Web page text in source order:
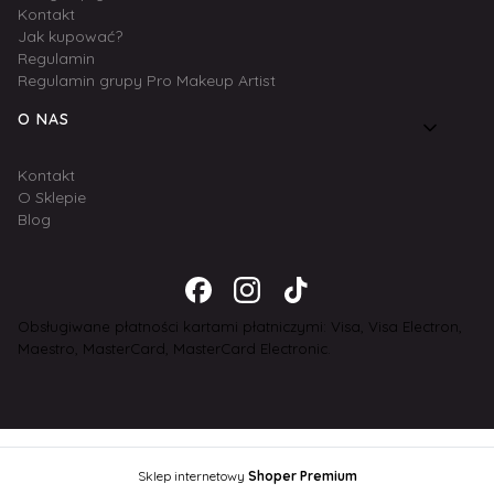
Kontakt
Jak kupować?
Regulamin
Regulamin grupy Pro Makeup Artist
O NAS
Kontakt
O Sklepie
Blog
Obsługiwane płatności kartami płatniczymi: Visa, Visa Electron,
Maestro, MasterCard, MasterCard Electronic.
Sklep internetowy Shoper Premium